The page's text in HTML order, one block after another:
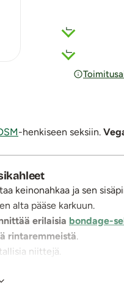
-henkiseen seksiin.
keinonahkaa ja sen
alta pääse karkuun.
erilaisia bondage-
rintaremmeistä.
niittejä.
kostealla liinalla.